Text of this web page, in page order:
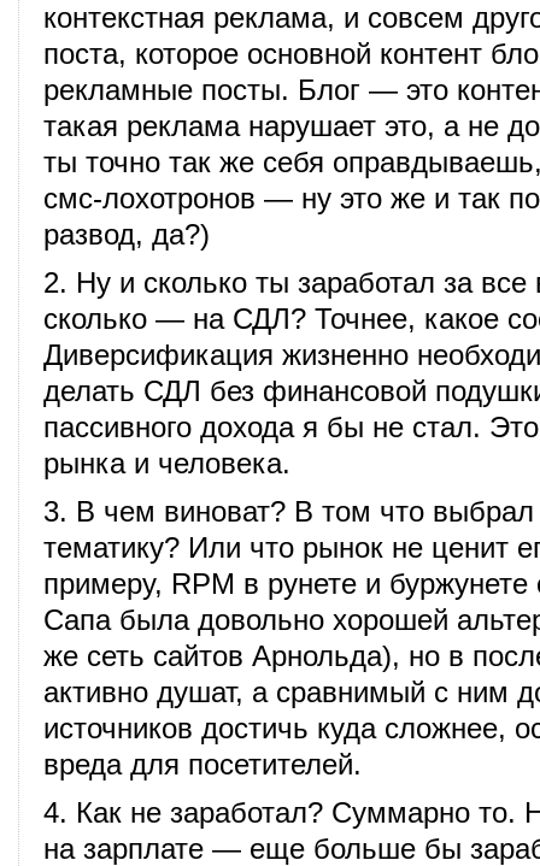
контекстная реклама, и совсем
поста, которое основной контент
рекламные посты. Блог — это
такая реклама нарушает это, а не
ты точно так же себя
смс-лохотронов — ну это же и так
развод, да?)
2. Ну и сколько ты заработал за
сколько — на СДЛ? Точнее, какое
Диверсификация жизненно
делать СДЛ без финансовой
пассивного дохода я бы не стал.
рынка и человека.
3. В чем виноват? В том что
тематику? Или что рынок не ценит
примеру, RPM в рунете и буржунете
Сапа была довольно хорошей
же сеть сайтов Арнольда), но в
активно душат, а сравнимый с ним
источников достичь куда сложнее,
вреда для посетителей.
4. Как не заработал? Суммарно то.
на зарплате — еще больше бы